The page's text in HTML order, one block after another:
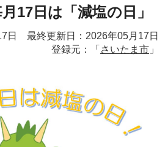
17日は「減塩の日」
日 最終更新日：2026年05月17日
登録元：「 さいたま市 」